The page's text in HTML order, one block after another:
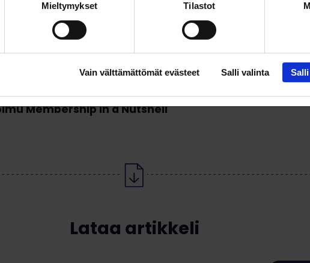
Mieltymykset Tilastot
Vain välttämättömät evästeet Salli valinta
palvelut jäsenille sekä jäsenedut –
the Union provides to its members + member
Membership in a Nutshell
Lataa artikkeli